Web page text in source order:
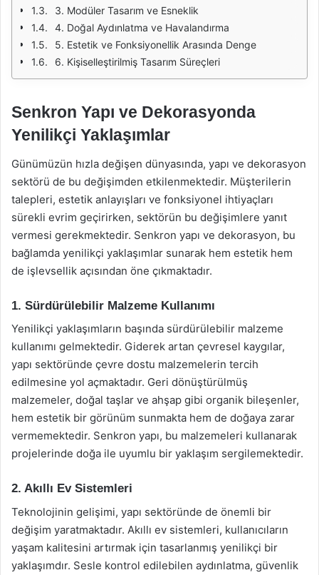
3. Modüler Tasarım ve Esneklik
4. Doğal Aydınlatma ve Havalandırma
5. Estetik ve Fonksiyonellik Arasında Denge
6. Kişiselleştirilmiş Tasarım Süreçleri
Senkron Yapı ve Dekorasyonda
Yenilikçi Yaklaşımlar
Günümüzün hızla değişen dünyasında, yapı ve dekorasyon
sektörü de bu değişimden etkilenmektedir. Müşterilerin
talepleri, estetik anlayışları ve fonksiyonel ihtiyaçları
sürekli evrim geçirirken, sektörün bu değişimlere yanıt
vermesi gerekmektedir. Senkron yapı ve dekorasyon, bu
bağlamda yenilikçi yaklaşımlar sunarak hem estetik hem
de işlevsellik açısından öne çıkmaktadır.
1. Sürdürülebilir Malzeme Kullanımı
Yenilikçi yaklaşımların başında sürdürülebilir malzeme
kullanımı gelmektedir. Giderek artan çevresel kaygılar,
yapı sektöründe çevre dostu malzemelerin tercih
edilmesine yol açmaktadır. Geri dönüştürülmüş
malzemeler, doğal taşlar ve ahşap gibi organik bileşenler,
hem estetik bir görünüm sunmakta hem de doğaya zarar
vermemektedir. Senkron yapı, bu malzemeleri kullanarak
projelerinde doğa ile uyumlu bir yaklaşım sergilemektedir.
2. Akıllı Ev Sistemleri
Teknolojinin gelişimi, yapı sektöründe de önemli bir
değişim yaratmaktadır. Akıllı ev sistemleri, kullanıcıların
yaşam kalitesini artırmak için tasarlanmış yenilikçi bir
yaklaşımdır. Sesle kontrol edilebilen aydınlatma, güvenlik